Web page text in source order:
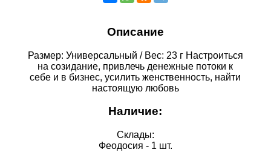
Описание
Размер: Универсальный / Вес: 23 г Настроиться
на созидание, привлечь денежные потоки к
себе и в бизнес, усилить женственность, найти
настоящую любовь
Наличие:
Склады:
Феодосия - 1 шт.